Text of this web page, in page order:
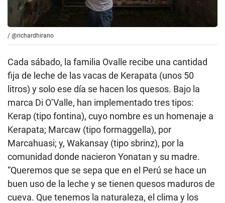
/ @richardhirano
Cada sábado, la familia Ovalle recibe una cantidad
fija de leche de las vacas de Kerapata (unos 50
litros) y solo ese día se hacen los quesos. Bajo la
marca Di O’Valle, han implementado tres tipos:
Kerap (tipo fontina), cuyo nombre es un homenaje a
Kerapata; Marcaw (tipo formaggella), por
Marcahuasi; y, Wakansay (tipo sbrinz), por la
comunidad donde nacieron Yonatan y su madre.
“Queremos que se sepa que en el Perú se hace un
buen uso de la leche y se tienen quesos maduros de
cueva. Que tenemos la naturaleza, el clima y los